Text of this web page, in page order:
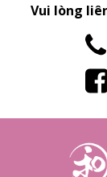
Vui lòng